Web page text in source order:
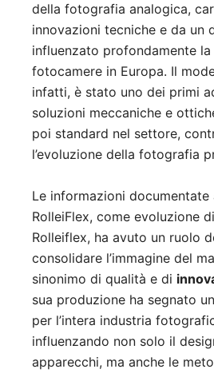
della fotografia analogica,
innovazioni tecniche e da un
influenzato profondamente
fotocamere in Europa. Il
infatti, è stato uno dei primi
soluzioni meccaniche e
poi standard nel settore,
l’evoluzione della fotografia
Le informazioni documentate
RolleiFlex, come evoluzione
Rolleiflex, ha avuto un ruolo
consolidare l’immagine del
sinonimo di qualità e di
sua produzione ha segnato
per l’intera industria
influenzando non solo il
apparecchi, ma anche le